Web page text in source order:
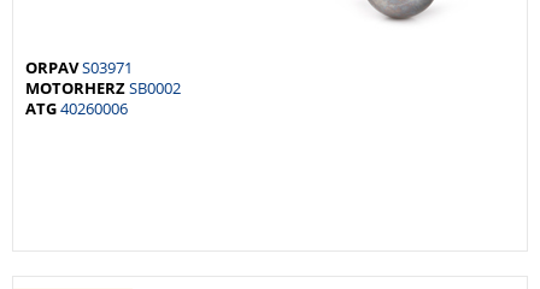
ORPAVS03971
MOTORHERZSB0002
ATG40260006